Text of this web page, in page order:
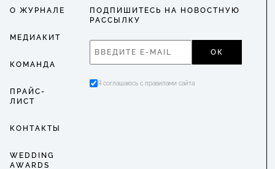
О ЖУРНАЛЕ
МЕДИАКИТ
КОМАНДА
ПРАЙС-
ЛИСТ
КОНТАКТЫ
WEDDING
AWARDS
ПОДПИШИТЕСЬ НА НОВОСТНУЮ
РАССЫЛКУ
ОК
Я соглашаюсь с правилами сайта